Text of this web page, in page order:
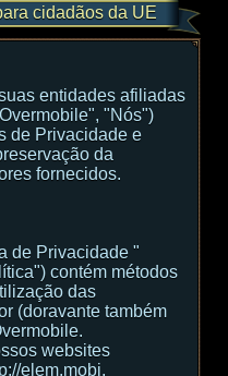
cidadãos da UE
entidades afiliadas
"Nós")
de Privacidade e
da
fornecidos.
de Privacidade "
contém métodos
das
(doravante também
websites
elem.mobi,